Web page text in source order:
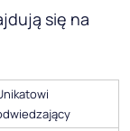
się na